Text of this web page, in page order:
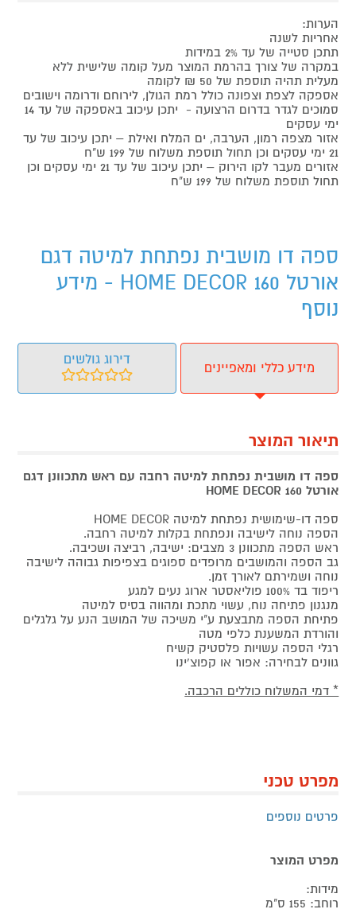
הערות:
אחריות לשנה
תתכן סטייה של עד 2% במידות
במקרה של צורך בהרמת המוצר מעל קומה שלישית ללא
מעלית תהיה תוספת של 50 ₪ לקומה
אספקה לצפת וצפונה כולל רמת הגולן, לירוחם ודרומה וישובים
סמוכים לגדר בדרום הרצועה - יתכן עיכוב באספקה של עד 14
ימי עסקים
אזור מצפה רמון, הערבה, ים המלח ואילת – יתכן עיכוב של עד
21 ימי עסקים וכן תחול תוספת משלוח של 199 ש"ח
אזורים מעבר לקו הירוק – יתכן עיכוב של עד 21 ימי עסקים וכן
תחול תוספת משלוח של 199 ש"ח
ספה דו מושבית נפתחת למיטה דגם
אורטל 160 HOME DECOR - מידע
נוסף
מידע כללי ומאפיינים
דירוג גולשים
תיאור המוצר
ספה דו מושבית נפתחת למיטה רחבה עם ראש מתכוונן דגם
אורטל 160 HOME DECOR
ספה דו-שימושית נפתחת למיטה HOME DECOR
הספה נוחה לישיבה ונפתחת בקלות למיטה רחבה.
ראש הספה מתכוונן 3 מצבים: ישיבה, רביצה ושכיבה.
גב הספה והמושבים מרופדים ספוגים בצפיפות גבוהה לישיבה
נוחה ושמירתם לאורך זמן.
ריפוד בד 100% פוליאסטר ארוג נעים למגע
מנגנון פתיחה נוח, עשוי מתכת ומהווה בסיס למיטה
פתיחת הספה מתבצעת ע"י משיכה של המושב הנע על גלגלים
והורדת המשענת כלפי מטה
רגלי הספה עשויות פלסטיק קשיח
גוונים לבחירה: אפור או קפוצ'ינו
* דמי המשלוח כוללים הרכבה.
מפרט טכני
פרטים נוספים
מפרט המוצר
מידות:
רוחב: 155 ס"מ